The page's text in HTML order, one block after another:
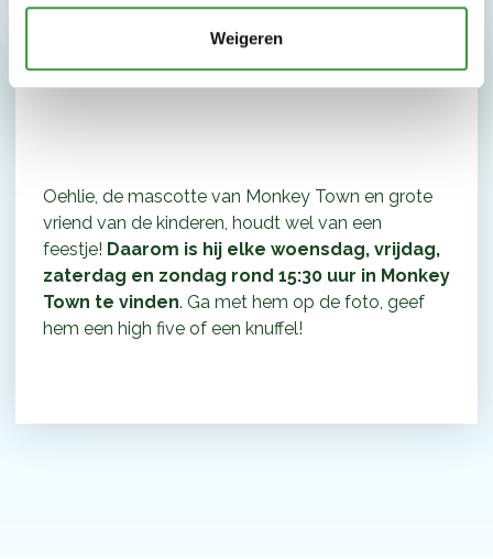
Weigeren
Het is altijd feest met Oehlie!
Oehlie, de mascotte van Monkey Town en grote
vriend van de kinderen, houdt wel van een
feestje! Daarom is hij elke woensdag, vrijdag,
zaterdag en zondag rond 15:30 uur in Monkey
Town te vinden. Ga met hem op de foto, geef
hem een high five of een knuffel!